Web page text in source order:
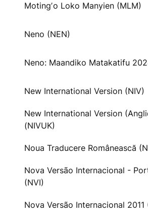
Motingʼo Loko Manyien (MLM)
Neno (NEN)
Neno: Maandiko Matakatifu
New International Version (NIV)
New International Version
(NIVUK)
Noua Traducere Românească
Nova Versão Internacional -
(NVI)
Nova Versão Internacional 2011